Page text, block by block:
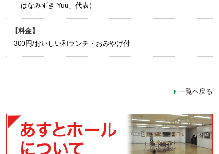
「はなみずき Yuu」代表）
料金
300円/おいしい和ランチ・おみやげ付
一覧へ戻る